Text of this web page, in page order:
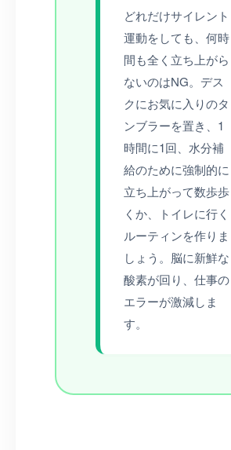
どれだけサイレント
運動をしても、何時
間も全く立ち上がら
ないのはNG。デス
クにお気に入りのタ
ンブラーを置き、1
時間に1回、水分補
給のために強制的に
立ち上がって数歩歩
くか、トイレに行く
ルーティンを作りま
しょう。脳に新鮮な
酸素が回り、仕事の
エラーが激減しま
す。